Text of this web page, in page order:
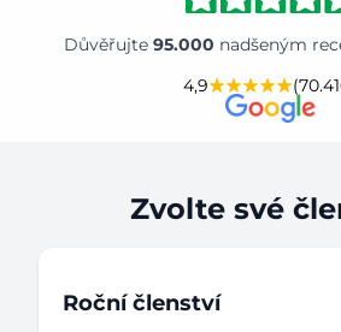
Důvěřujte 95.000 nadšeným
4,9
Zvolte své
Roční členství